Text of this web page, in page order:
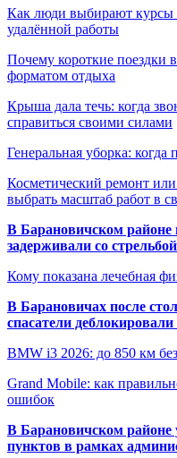
Как люди выбирают курсы
удалённой работы
Почему короткие поездки
форматом отдыха
Крыша дала течь: когда
справиться своими силами
Генеральная уборка: когда
Косметический ремонт
выбрать масштаб работ в
В Барановичском районе
задерживали со стрельбой
Кому показана лечебная
В Барановичах после
спасатели
BMW i3 2026: до 850 км
Grand Mobile: как
ошибок
В Барановичском
пунктов в рамках